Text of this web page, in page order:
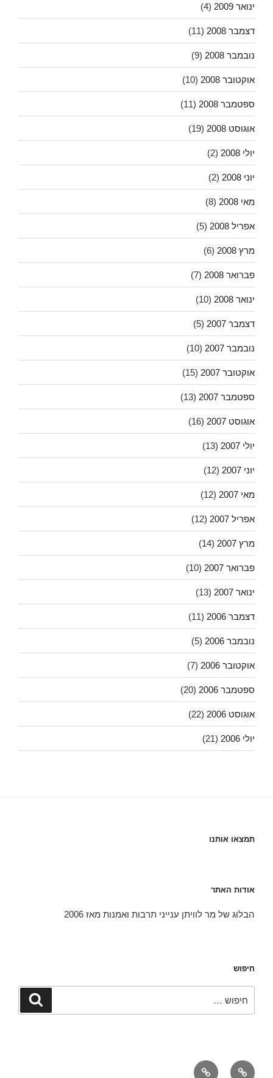
ינואר 2009 (4)
דצמבר 2008 (11)
נובמבר 2008 (9)
אוקטובר 2008 (10)
ספטמבר 2008 (11)
אוגוסט 2008 (19)
יולי 2008 (2)
יוני 2008 (2)
מאי 2008 (8)
אפריל 2008 (5)
מרץ 2008 (6)
פברואר 2008 (7)
ינואר 2008 (10)
דצמבר 2007 (5)
נובמבר 2007 (10)
אוקטובר 2007 (15)
ספטמבר 2007 (13)
אוגוסט 2007 (16)
יולי 2007 (13)
יוני 2007 (12)
מאי 2007 (12)
אפריל 2007 (12)
מרץ 2007 (14)
פברואר 2007 (10)
ינואר 2007 (13)
דצמבר 2006 (11)
נובמבר 2006 (5)
אוקטובר 2006 (7)
ספטמבר 2006 (20)
אוגוסט 2006 (22)
יולי 2006 (21)
תמצאו אותנו
אודות האתר
הבלוג של מר לוויתן ענייני תרבות ואמנות מאז 2006
חיפוש
חיפוש
אודות יצירת